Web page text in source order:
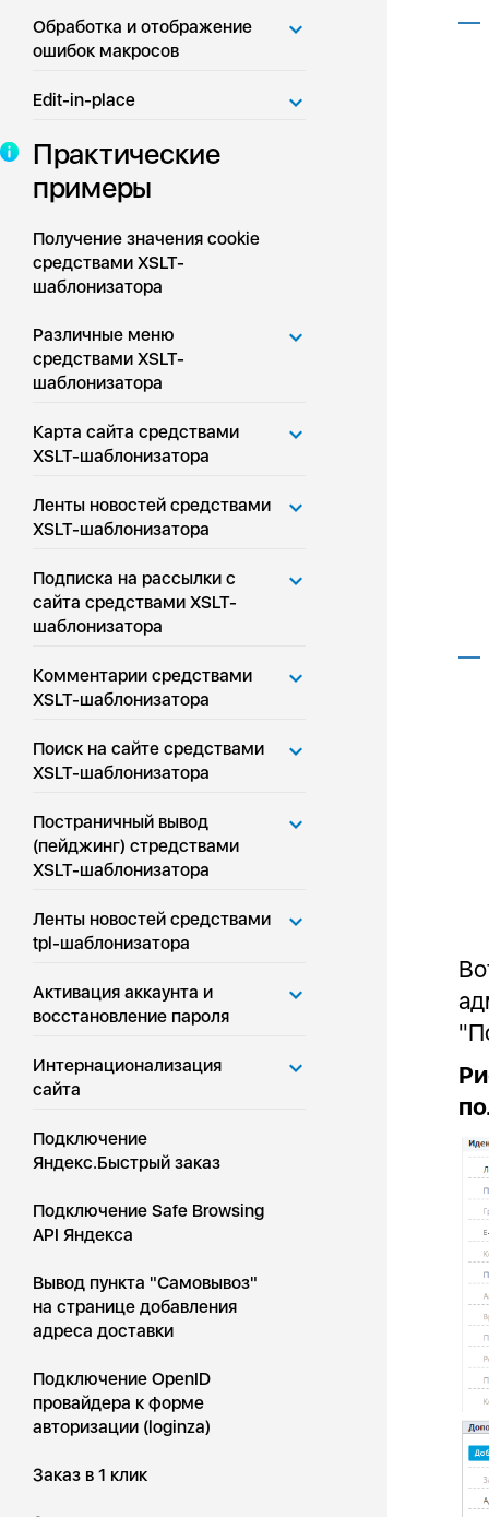
Обработка и отображение
ошибок макросов
Edit-in-place
Практические
примеры
Получение значения cookie
средствами XSLT-
шаблонизатора
Различные меню
средствами XSLT-
шаблонизатора
Карта сайта средствами
XSLT-шаблонизатора
Ленты новостей средствами
XSLT-шаблонизатора
Подписка на рассылки с
сайта средствами XSLT-
шаблонизатора
Комментарии средствами
XSLT-шаблонизатора
Поиск на сайте средствами
XSLT-шаблонизатора
Постраничный вывод
(пейджинг) стредствами
XSLT-шаблонизатора
Ленты новостей средствами
tpl-шаблонизатора
Активация аккаунта и
восстановление пароля
Интернационализация
сайта
Подключение
Яндекс.Быстрый заказ
Подключение Safe Browsing
API Яндекса
Вывод пункта "Самовывоз"
на странице добавления
адреса доставки
Подключение OpenID
провайдера к форме
авторизации (loginza)
Заказ в 1 клик